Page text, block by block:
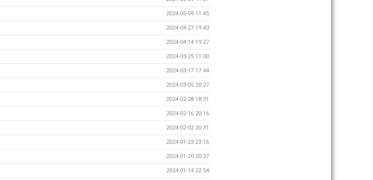
2024-05-09 11:45
2024-04-27 19:43
2024-04-14 19:27
2024-03-25 11:00
2024-03-17 17:44
2024-03-05 20:27
2024-02-28 18:31
2024-02-16 20:16
2024-02-02 20:31
2024-01-23 23:16
2024-01-20 20:27
2024-01-14 22:54